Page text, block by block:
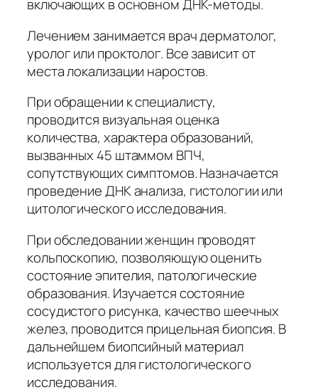
включающих в основном ДНК-методы.
Лечением занимается врач дерматолог,
уролог или проктолог. Все зависит от
места локализации наростов.
При обращении к специалисту,
проводится визуальная оценка
количества, характера образований,
вызванных 45 штаммом ВПЧ,
сопутствующих симптомов. Назначается
проведение ДНК анализа, гистологии или
цитологического исследования.
При обследовании женщин проводят
кольпоскопию, позволяющую оценить
состояние эпителия, патологические
образования. Изучается состояние
сосудистого рисунка, качество шеечных
желез, проводится прицельная биопсия. В
дальнейшем биопсийный материал
используется для гистологического
исследования.